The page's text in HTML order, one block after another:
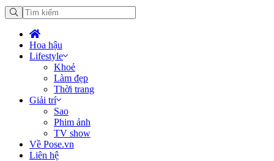
Hoa hậu
Lifestyle
Khoẻ
Làm đẹp
Thời trang
Giải trí
Sao
Phim ảnh
TV show
Về Pose.vn
Liên hệ